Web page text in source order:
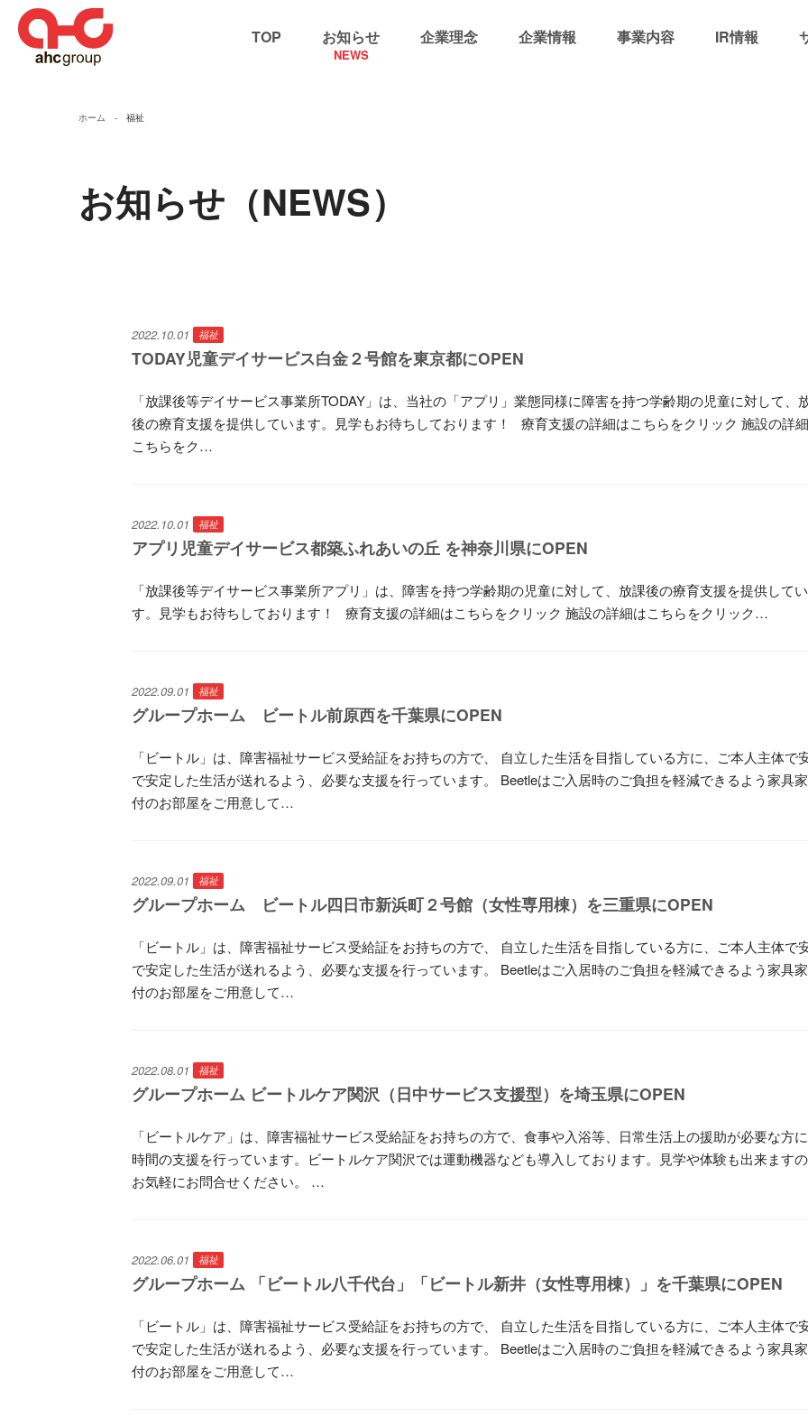
TOP お知らせ
NEWS
企業理念 企業情報 事業内容 IR情報
ホーム 福祉
お知らせ（NEWS）
2022.10.01 福祉
TODAY児童デイサービス白金２号館を東京都にOPEN
「放課後等デイサービス事業所TODAY」は、当社の「アプリ」業態同様に障害を持つ学齢期の児童に対して、
後の療育支援を提供しています。見学もお待ちしております！ 療育支援の詳細はこちらをクリック 施設の詳
こちらをク…
2022.10.01 福祉
アプリ児童デイサービス都築ふれあいの丘 を神奈川県にOPEN
「放課後等デイサービス事業所アプリ」は、障害を持つ学齢期の児童に対して、放課後の療育支援を提供して
す。見学もお待ちしております！ 療育支援の詳細はこちらをクリック 施設の詳細はこちらをクリック…
2022.09.01 福祉
グループホーム ビートル前原西を千葉県にOPEN
「ビートル」は、障害福祉サービス受給証をお持ちの方で、 自立した生活を目指している方に、ご本人主体で
で安定した生活が送れるよう、必要な支援を行っています。 Beetleはご入居時のご負担を軽減できるよう家具
付のお部屋をご用意して…
2022.09.01 福祉
グループホーム ビートル四日市新浜町２号館（女性専用棟）を三重県にOPEN
「ビートル」は、障害福祉サービス受給証をお持ちの方で、 自立した生活を目指している方に、ご本人主体で
で安定した生活が送れるよう、必要な支援を行っています。 Beetleはご入居時のご負担を軽減できるよう家具
付のお部屋をご用意して…
2022.08.01 福祉
グループホーム ビートルケア関沢（日中サービス支援型）を埼玉県にOPEN
「ビートルケア」は、障害福祉サービス受給証をお持ちの方で、食事や入浴等、日常生活上の援助が必要な方
時間の支援を行っています。ビートルケア関沢では運動機器なども導入しております。見学や体験も出来ます
お気軽にお問合せください。 …
2022.06.01 福祉
グループホーム 「ビートル八千代台」「ビートル新井（女性専用棟）」を千葉県にOPEN
「ビートル」は、障害福祉サービス受給証をお持ちの方で、 自立した生活を目指している方に、ご本人主体で
で安定した生活が送れるよう、必要な支援を行っています。 Beetleはご入居時のご負担を軽減できるよう家具
付のお部屋をご用意して…